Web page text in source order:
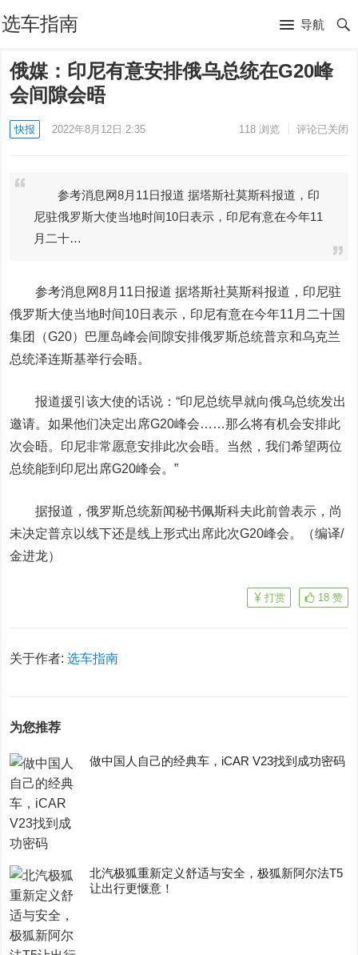
选车指南 导航
俄媒：印尼有意安排俄乌总统在G20峰
会间隙会晤
快报 2022年8月12日 2:35 118浏览 评论已关闭
参考消息网8月11日报道 据塔斯社莫斯科报道，印
尼驻俄罗斯大使当地时间10日表示，印尼有意在今年11
月二十…
参考消息网8月11日报道 据塔斯社莫斯科报道，印尼驻
俄罗斯大使当地时间10日表示，印尼有意在今年11月二十国
集团（G20）巴厘岛峰会间隙安排俄罗斯总统普京和乌克兰
总统泽连斯基举行会晤。
报道援引该大使的话说：“印尼总统早就向俄乌总统发出
邀请。如果他们决定出席G20峰会……那么将有机会安排此
次会晤。印尼非常愿意安排此次会晤。当然，我们希望两位
总统能到印尼出席G20峰会。”
据报道，俄罗斯总统新闻秘书佩斯科夫此前曾表示，尚
未决定普京以线下还是线上形式出席此次G20峰会。（编译/
金进龙）
18 赞
打赏
关于作者:选车指南
为您推荐
做中国人自己的经典车，iCAR V23找到成功密码
​北汽极狐重新定义舒适与安全，极狐新阿尔法T5
让出行更惬意！